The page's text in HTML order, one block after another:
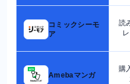
コミックシーモ
ア
読
Amebaマンガ
購